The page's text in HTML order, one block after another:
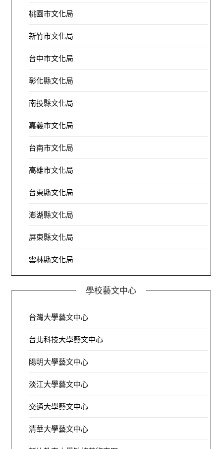
桃園市文化局
新竹市文化局
台中市文化局
彰化縣文化局
南投縣文化局
嘉義市文化局
台南市文化局
高雄市文化局
台東縣文化局
澎湖縣文化局
屏東縣文化局
雲林縣文化局
學校藝文中心
台灣大學藝文中心
台北科技大學藝文中心
陽明大學藝文中心
淡江大學藝文中心
交通大學藝文中心
清華大學藝文中心